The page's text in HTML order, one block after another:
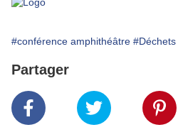
#conférence amphithéâtre #Déchets
Partager